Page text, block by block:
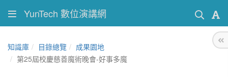
YunTech 數位演講網
知識庫 目錄總覽
成果園地
第25屆校慶慈善魔術晚會-好事多魔